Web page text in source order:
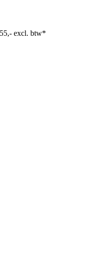
excl. btw*